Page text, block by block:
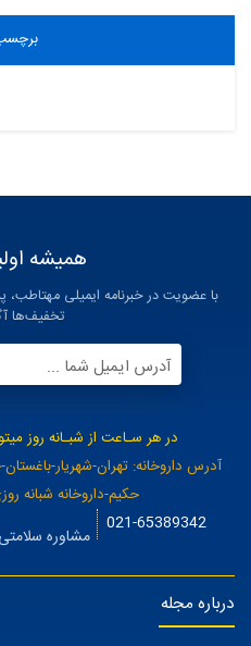
همیشه
با عضویت در خبرنامه ایمیلی
تخفیف‌ها
آدرس ایمیل شما ...
در هر سـاعت از شبـانه روز
آدرس داروخانه: تهران-شهریار-
حکیم-داروخانه شبانه
021-65389342
مشاوره
درباره مجله